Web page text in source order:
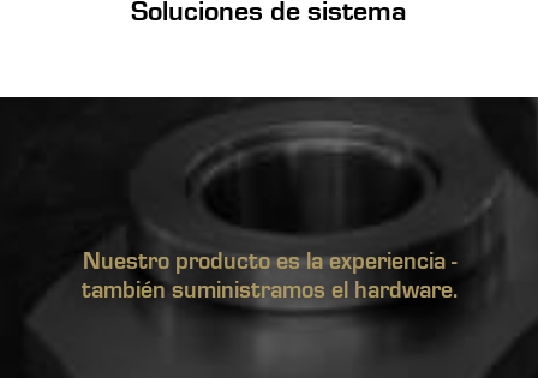
Soluciones de sistema
Nuestro producto es la experiencia -
también suministramos el hardware.